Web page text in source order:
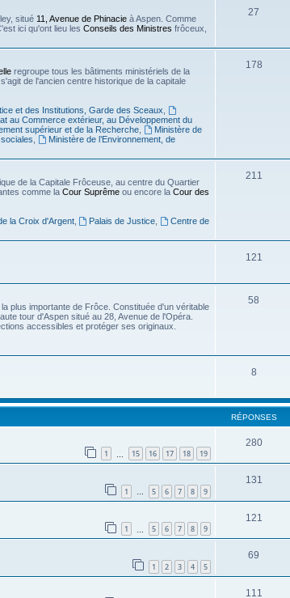
situé 11, Avenue de Phinacie à Aspen. Comme
ici qu'ont lieu les Conseils des Ministres frôceux,
27
regroupe tous les bâtiments ministériels de la
de l'ancien centre historique de la capitale
et des Institutions, Garde des Sceaux
au Commerce extérieur, au Développement du
supérieur et de la Recherche,
Ministère de
Ministère de l’Environnement, de
178
de la Capitale Frôceuse, au centre du Quartier
comme la Cour Suprême ou encore la Cour des
la Croix d'Argent, Palais de Justice
Centre de
211
121
plus importante de Frôce. Constituée d'un véritable
tour d'Aspen situé au 28, Avenue de l'Opéra.
accessibles et protéger ses originaux.
58
8
RÉPONSES
1 15 16 17 18 19
280
1 … 5 6 7 8 9
131
1 5 6 7 8 9
121
1 2 3 4 5
69
111